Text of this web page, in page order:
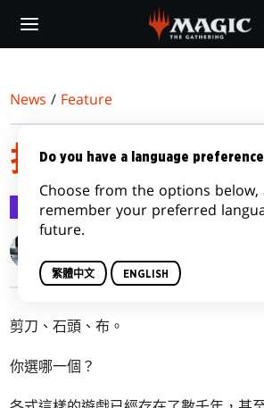
main
News / Feature
拆解剪刀石頭布
Feature 2017-11-02
剪刀、石頭、布。
你選哪一個？
Do you have a language
Choose from the options below,
remember your preferred
future.
繁體中文 ENGLISH